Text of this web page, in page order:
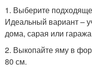
1. Выберите
Идеальный вариант –
дома, сарая или
2. Выкопайте яму в
80 см.